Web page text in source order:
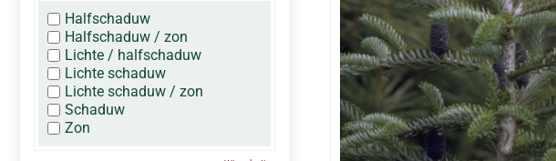
Halfschaduw
Halfschaduw / zon
Lichte / halfschaduw
Lichte schaduw
Lichte schaduw / zon
Schaduw
Zon